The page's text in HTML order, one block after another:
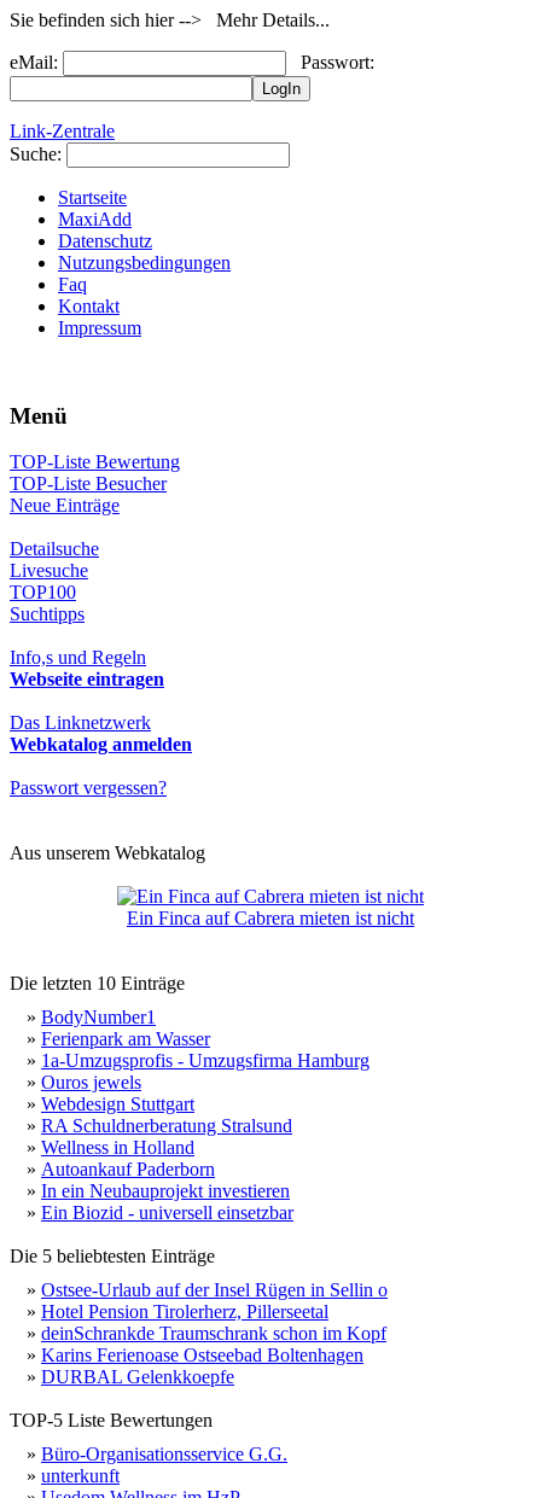
Sie befinden sich hier --> Mehr Details...
eMail: Passwort:
Link-Zentrale
Suche:
Startseite
MaxiAdd
Datenschutz
Nutzungsbedingungen
Faq
Kontakt
Impressum
Menü
TOP-Liste Bewertung
TOP-Liste Besucher
Neue Einträge
Detailsuche
Livesuche
TOP100
Suchtipps
Info,s und Regeln
Webseite eintragen
Das Linknetzwerk
Webkatalog anmelden
Passwort vergessen?
Aus unserem Webkatalog
Ein Finca auf Cabrera mieten ist nicht
Die letzten 10 Einträge
» BodyNumber1
» Ferienpark am Wasser
» 1a-Umzugsprofis - Umzugsfirma Hamburg
» Ouros jewels
» Webdesign Stuttgart
» RA Schuldnerberatung Stralsund
» Wellness in Holland
» Autoankauf Paderborn
» In ein Neubauprojekt investieren
» Ein Biozid - universell einsetzbar
Die 5 beliebtesten Einträge
» Ostsee-Urlaub auf der Insel Rügen in Sellin o
» Hotel Pension Tirolerherz, Pillerseetal
» deinSchrankde Traumschrank schon im Kopf
» Karins Ferienoase Ostseebad Boltenhagen
» DURBAL Gelenkkoepfe
TOP-5 Liste Bewertungen
» Büro-Organisationsservice G.G.
» unterkunft